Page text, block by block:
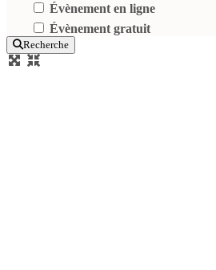
Évènement en ligne
Évènement gratuit
Recherche